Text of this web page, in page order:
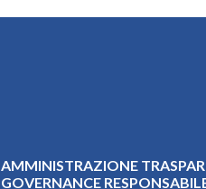
AMMINISTRAZIONE
GOVERNANCE